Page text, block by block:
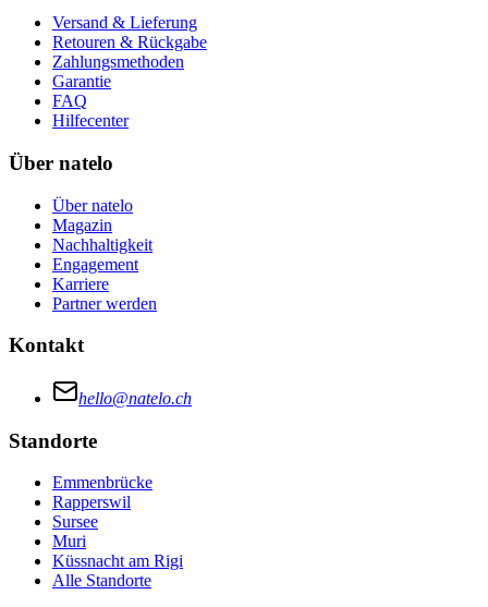
Versand & Lieferung
Retouren & Rückgabe
Zahlungsmethoden
Garantie
FAQ
Hilfecenter
Über natelo
Über natelo
Magazin
Nachhaltigkeit
Engagement
Karriere
Partner werden
Kontakt
hello@natelo.ch
Standorte
Emmenbrücke
Rapperswil
Sursee
Muri
Küssnacht am Rigi
Alle Standorte